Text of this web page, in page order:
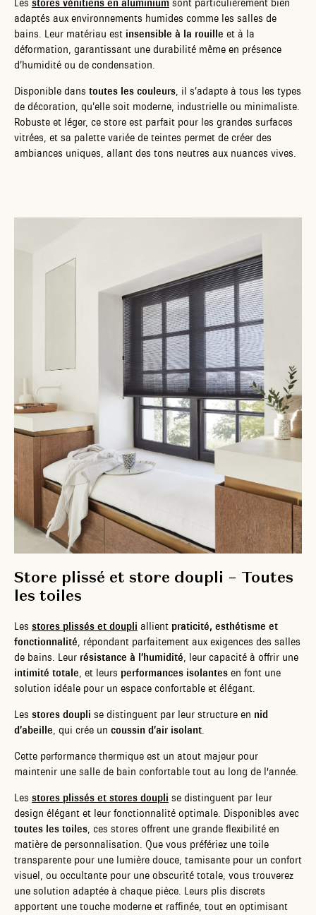
adaptés aux environnements humides comme les salles de
bains. Leur matériau est insensible à la rouille et à la
déformation, garantissant une durabilité même en présence
d’humidité ou de condensation.
Disponible dans toutes les couleurs , il s’adapte à tous les types
de décoration, qu’elle soit moderne, industrielle ou minimaliste.
Robuste et léger, ce store est parfait pour les grandes surfaces
vitrées, et sa palette variée de teintes permet de créer des
ambiances uniques, allant des tons neutres aux nuances vives.
Store plissé et store doupli – Toutes
les toiles
Les stores plissés et doupli allient praticité, esthétisme et
fonctionnalité, répondant parfaitement aux exigences des salles
de bains. Leur résistance à l’humidité, leur capacité à offrir une
intimité totale, et leurs performances isolantes en font une
solution idéale pour un espace confortable et élégant.
Les stores doupli se distinguent par leur structure en nid
d’abeille, qui crée un coussin d’air isolant.
Cette performance thermique est un atout majeur pour
maintenir une salle de bain confortable tout au long de l'année.
Les stores plissés et stores doupli se distinguent par leur
design élégant et leur fonctionnalité optimale. Disponibles avec
toutes les toiles, ces stores offrent une grande flexibilité en
matière de personnalisation. Que vous préfériez une toile
transparente pour une lumière douce, tamisante pour un confort
visuel, ou occultante pour une obscurité totale, vous trouverez
une solution adaptée à chaque pièce. Leurs plis discrets
apportent une touche moderne et raffinée, tout en optimisant